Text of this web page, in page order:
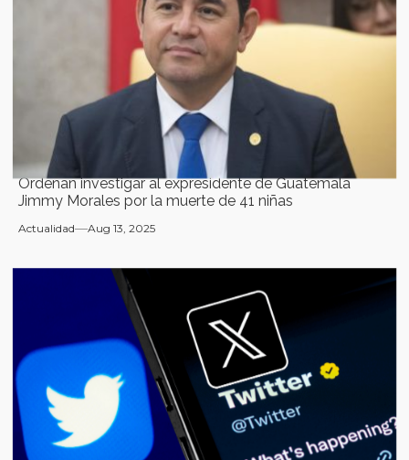
Ordenan investigar al expresidente de Guatemala
Jimmy Morales por la muerte de 41 niñas
Actualidad Aug 13, 2025